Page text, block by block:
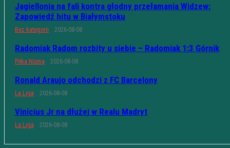
Jagiellonia na fali kontra głodny przełamania Widzew:
Zapowiedź hitu w Białymstoku
Bez kategorii 2026-08-08
Radomiak Radom rozbity u siebie – Radomiak 1:3 Górnik
Piłka Nożna 2026-08-08
Ronald Araujo odchodzi z FC Barcelony
La Liga 2026-08-08
Vinicius Jr na dłużej w Realu Madryt
La Liga 2026-08-08